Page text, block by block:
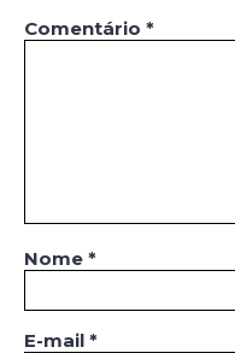
Comentário *
Nome *
E-mail *